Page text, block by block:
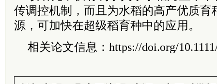
传调控机制，而且为水稻的高产优质育
源，可加快在超级稻育种中的应用。
相关论文信息：https://doi.org/